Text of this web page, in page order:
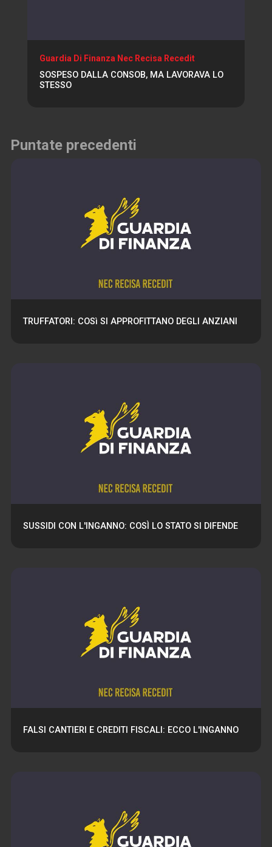
Guardia Di Finanza Nec Recisa Recedit
SOSPESO DALLA CONSOB, MA LAVORAVA LO
STESSO
Puntate precedenti
TRUFFATORI: COSì SI APPROFITTANO DEGLI ANZIANI
SUSSIDI CON L'INGANNO: COSÌ LO STATO SI DIFENDE
FALSI CANTIERI E CREDITI FISCALI: ECCO L'INGANNO